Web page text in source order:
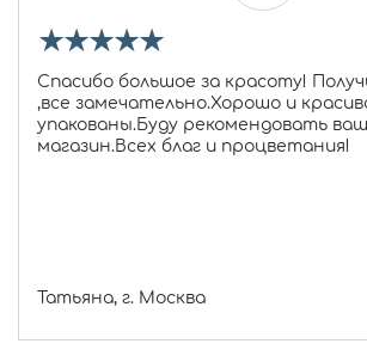
★★★★★
Спасибо большое за красоту!
,все замечательно.Хорошо и
упакованы.Буду рекомендовать ваш
магазин.Всех благ и процветания!
Татьяна, г. Москва